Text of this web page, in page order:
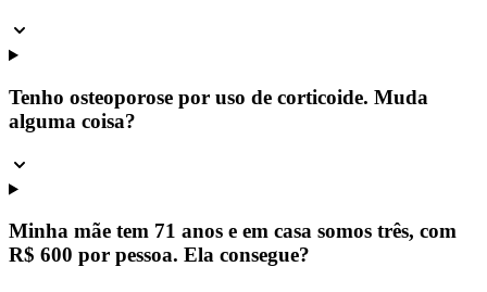
Tenho osteoporose por uso de corticoide. Muda
alguma coisa?
Minha mãe tem 71 anos e em casa somos três, com
R$ 600 por pessoa. Ela consegue?